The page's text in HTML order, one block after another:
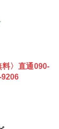
料〉直通090-